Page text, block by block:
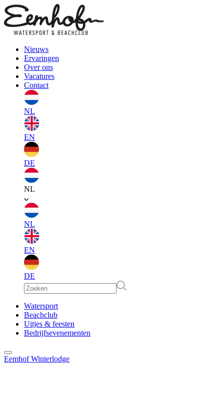
Nieuws
Ervaringen
Over ons
Vacatures
Contact
NL
EN
DE
NL
NL
EN
DE
EN
DE
Watersport
Beachclub
Uitjes & feesten
Bedrijfsevenementen
Eemhof Winterlodge